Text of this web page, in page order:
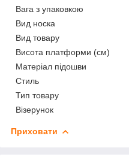
Вага з упаковкою
Вид носка
Вид товару
Висота платформи (см)
Матеріал підошви
Стиль
Тип товару
Візерунок
Приховати